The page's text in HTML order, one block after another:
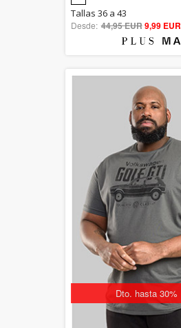
out of 5
Tallas 36 a 43
Desde: 44,95 EUR9,99 EUR
Dto. hasta 30%